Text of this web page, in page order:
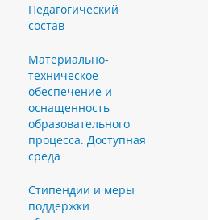
Педагогический
состав
Материально-
техническое
обеспечение и
оснащенность
образовательного
процесса. Доступная
среда
Стипендии и меры
поддержки